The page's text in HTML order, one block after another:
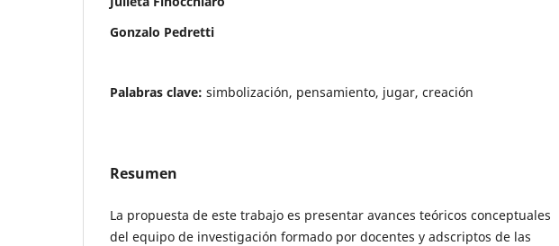
Gonzalo Pedretti
Palabras clave: simbolización, pensamiento, jugar, creación
Resumen
La propuesta de este trabajo es presentar avances teóricos conceptuales
del equipo de investigación formado por docentes y adscriptos de las